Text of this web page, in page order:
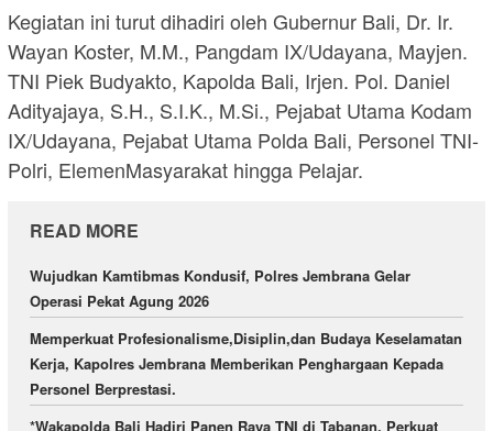
Kegiatan ini turut dihadiri oleh Gubernur Bali, Dr. Ir.
Wayan Koster, M.M., Pangdam IX/Udayana, Mayjen.
TNI Piek Budyakto, Kapolda Bali, Irjen. Pol. Daniel
Adityajaya, S.H., S.I.K., M.Si., Pejabat Utama Kodam
IX/Udayana, Pejabat Utama Polda Bali, Personel TNI-
Polri, ElemenMasyarakat hingga Pelajar.
READ MORE
Wujudkan Kamtibmas Kondusif, Polres Jembrana Gelar
Operasi Pekat Agung 2026
Memperkuat Profesionalisme,Disiplin,dan Budaya Keselamatan
Kerja, Kapolres Jembrana Memberikan Penghargaan Kepada
Personel Berprestasi.
*Wakapolda Bali Hadiri Panen Raya TNI di Tabanan, Perkuat